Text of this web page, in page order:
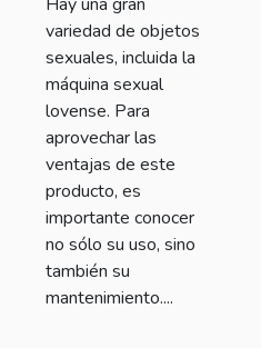
variedad de objetos
sexuales, incluida la
máquina sexual
lovense. Para
aprovechar las
ventajas de este
producto, es
importante conocer
no sólo su uso, sino
también su
mantenimiento....